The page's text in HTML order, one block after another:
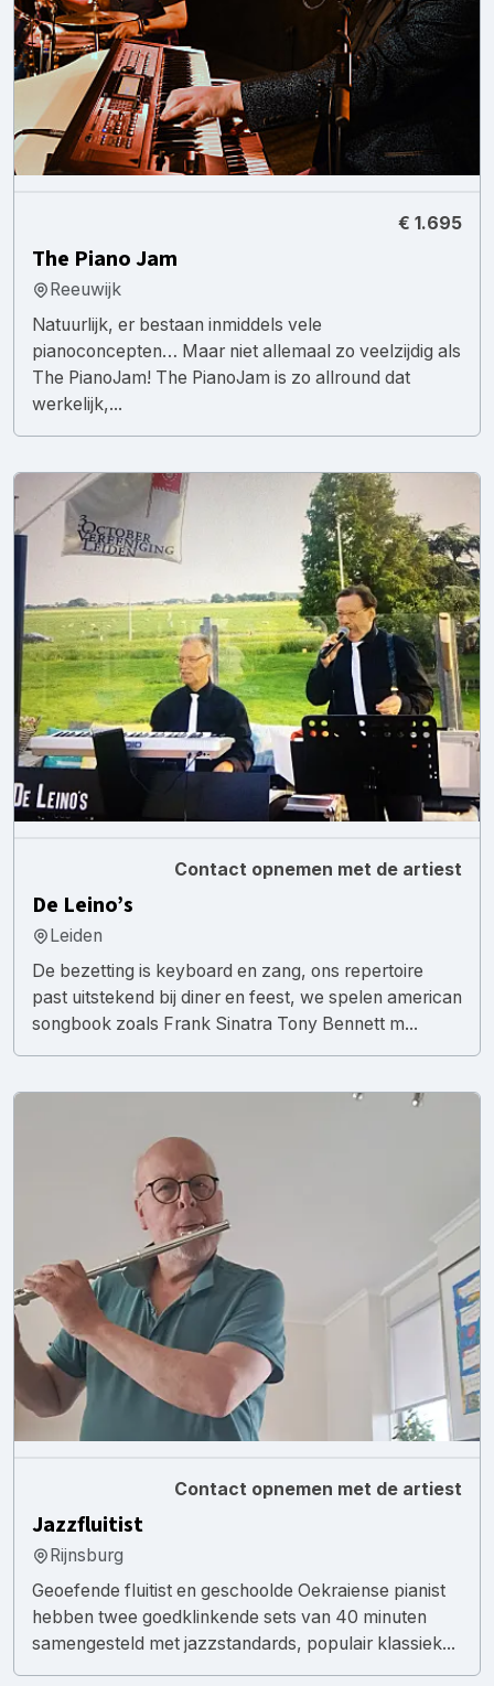
€ 1.695
The Piano Jam
Reeuwijk
Natuurlijk, er bestaan inmiddels vele
pianoconcepten… Maar niet allemaal zo veelzijdig als
The PianoJam! The PianoJam is zo allround dat
werkelijk,...
Contact opnemen met de artiest
De Leino’s
Leiden
De bezetting is keyboard en zang, ons repertoire
past uitstekend bij diner en feest, we spelen american
songbook zoals Frank Sinatra Tony Bennett m...
Contact opnemen met de artiest
Jazzfluitist
Rijnsburg
Geoefende fluitist en geschoolde Oekraiense pianist
hebben twee goedklinkende sets van 40 minuten
samengesteld met jazzstandards, populair klassiek...